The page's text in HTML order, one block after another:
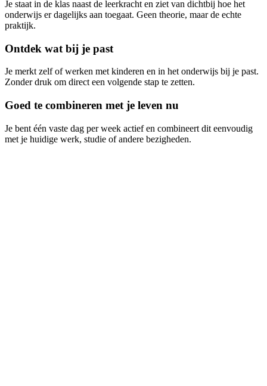
Je staat in de klas naast de leerkracht en ziet van dichtbij hoe het
onderwijs er dagelijks aan toegaat. Geen theorie, maar de echte
praktijk.
Ontdek wat bij je past
Je merkt zelf of werken met kinderen en in het onderwijs bij je past.
Zonder druk om direct een volgende stap te zetten.
Goed te combineren met je leven nu
Je bent één vaste dag per week actief en combineert dit eenvoudig
met je huidige werk, studie of andere bezigheden.